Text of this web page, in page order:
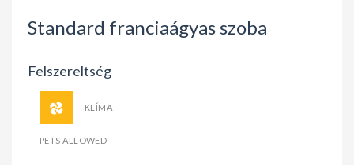
Standard franciaágyas szoba
Felszereltség
KLÍMA
PETS ALLOWED